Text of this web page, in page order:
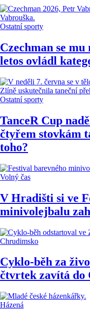
Ostatní sporty
Czechman se
letos ovládl
Ostatní sporty
TanceR Cup
čtyřem stovkám
toho?
Volný čas
V Hradišti si ve
minivolejbalu
Chrudimsko
Cyklo-běh za
čtvrtek zavítá do
Házená